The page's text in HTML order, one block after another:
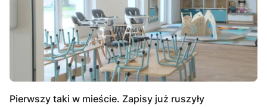
Pierwszy taki w mieście. Zapisy już ruszyły